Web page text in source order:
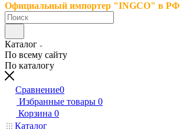
Официальный импортер "INGCO" в РФ
Каталог
По всему сайту
По каталогу
Сравнение0
Избранные товары 0
Корзина 0
Каталог